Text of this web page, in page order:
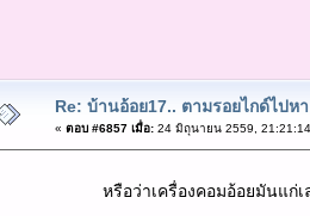
Re: บ้านอ้อย17.. ตามรอยไกด์ไปห
« ตอบ #6857 เมื่อ:24 มิถุนายน 2559,
หรือว่าเครื่องคอมอ้อยมันแก่เลยช้